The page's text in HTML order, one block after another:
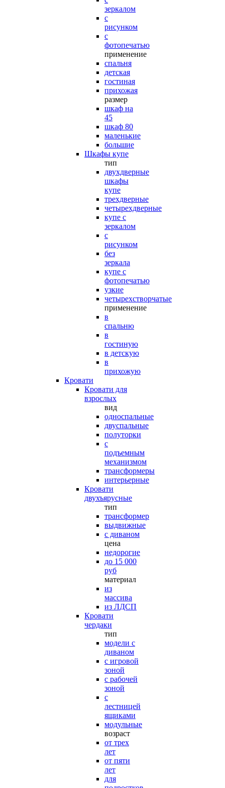
зеркалом
с
рисунком
с
фотопечатью
применение
спальня
детская
гостиная
прихожая
размер
шкаф на
45
шкаф 80
маленькие
большие
Шкафы купе
тип
двухдверные
шкафы
купе
трехдверные
четырехдверные
купе с
зеркалом
с
рисунком
без
зеркала
купе с
фотопечатью
узкие
четырехстворчатые
применение
в
спальню
в
гостиную
в детскую
в
прихожую
Кровати
Кровати для
взрослых
вид
односпальные
двуспальные
полуторки
с
подъемным
механизмом
трансформеры
интерьерные
Кровати
двухъярусные
тип
трансформер
выдвижные
с диваном
цена
недорогие
до 15 000
руб
материал
из
массива
из ЛДСП
Кровати
чердаки
тип
модели с
диваном
с игровой
зоной
с рабочей
зоной
с
лестницей
ящиками
модульные
возраст
от трех
лет
от пяти
лет
для